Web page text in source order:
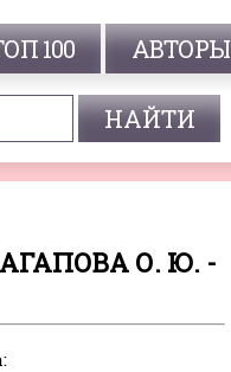
100 АВТОРЫ
О. Ю. -